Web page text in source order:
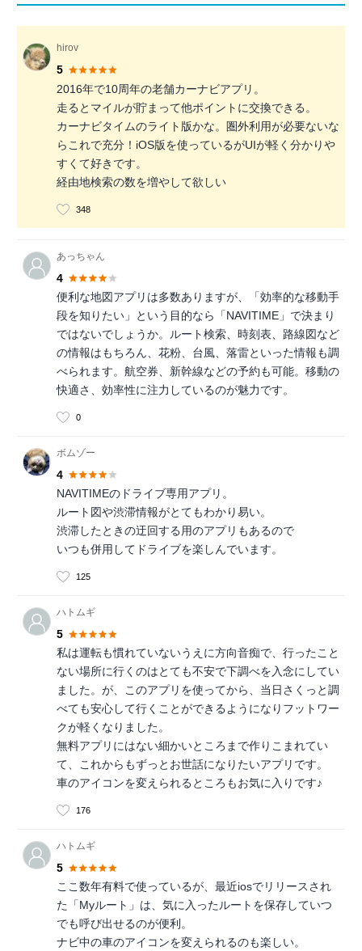
hirov
5
2016年で10周年の老舗カーナビアプリ。
走るとマイルが貯まって他ポイントに交換できる。
カーナビタイムのライト版かな。圏外利用が必要ないな
らこれで充分！iOS版を使っているがUIが軽く分かりや
すくて好きです。
経由地検索の数を増やして欲しい
348
あっちゃん
4
便利な地図アプリは多数ありますが、「効率的な移動手
段を知りたい」という目的なら「NAVITIME」で決まり
ではないでしょうか。ルート検索、時刻表、路線図など
の情報はもちろん、花粉、台風、落雷といった情報も調
べられます。航空券、新幹線などの予約も可能。移動の
快適さ、効率性に注力しているのが魅力です。
0
ボムゾー
4
NAVITIMEのドライブ専用アプリ。
ルート図や渋滞情報がとてもわかり易い。
渋滞したときの迂回する用のアプリもあるので
いつも併用してドライブを楽しんでいます。
125
ハトムギ
5
私は運転も慣れていないうえに方向音痴で、行ったこと
ない場所に行くのはとても不安で下調べを入念にしてい
ました。が、このアプリを使ってから、当日さくっと調
べても安心して行くことができるようになりフットワー
クが軽くなりました。
無料アプリにはない細かいところまで作りこまれてい
て、これからもずっとお世話になりたいアプリです。
車のアイコンを変えられるところもお気に入りです♪
176
ハトムギ
5
ここ数年有料で使っているが、最近iosでリリースされ
た「Myルート」は、気に入ったルートを保存していつ
でも呼び出せるのが便利。
ナビ中の車のアイコンを変えられるのも楽しい。